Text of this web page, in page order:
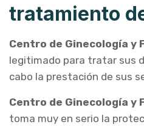
tratamiento
Centro de Ginecología y
legitimado para tratar sus
cabo la prestación de sus
Centro de Ginecología y
toma muy en serio la